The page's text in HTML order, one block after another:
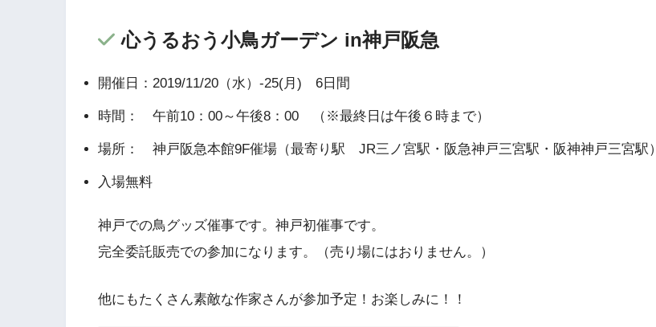
心うるおう小鳥ガーデン in神戸阪急
開催日：2019/11/20（水）-25(月) 6日間
時間： 午前10：00～午後8：00 （※最終日は午後６時まで）
場所： 神戸阪急本館9F催場（最寄り駅 JR三ノ宮駅・阪急神戸三宮駅・阪神神戸三宮駅）
入場無料
神戸での鳥グッズ催事です。神戸初催事です。
完全委託販売での参加になります。（売り場にはおりません。）
他にもたくさん素敵な作家さんが参加予定！お楽しみに！！